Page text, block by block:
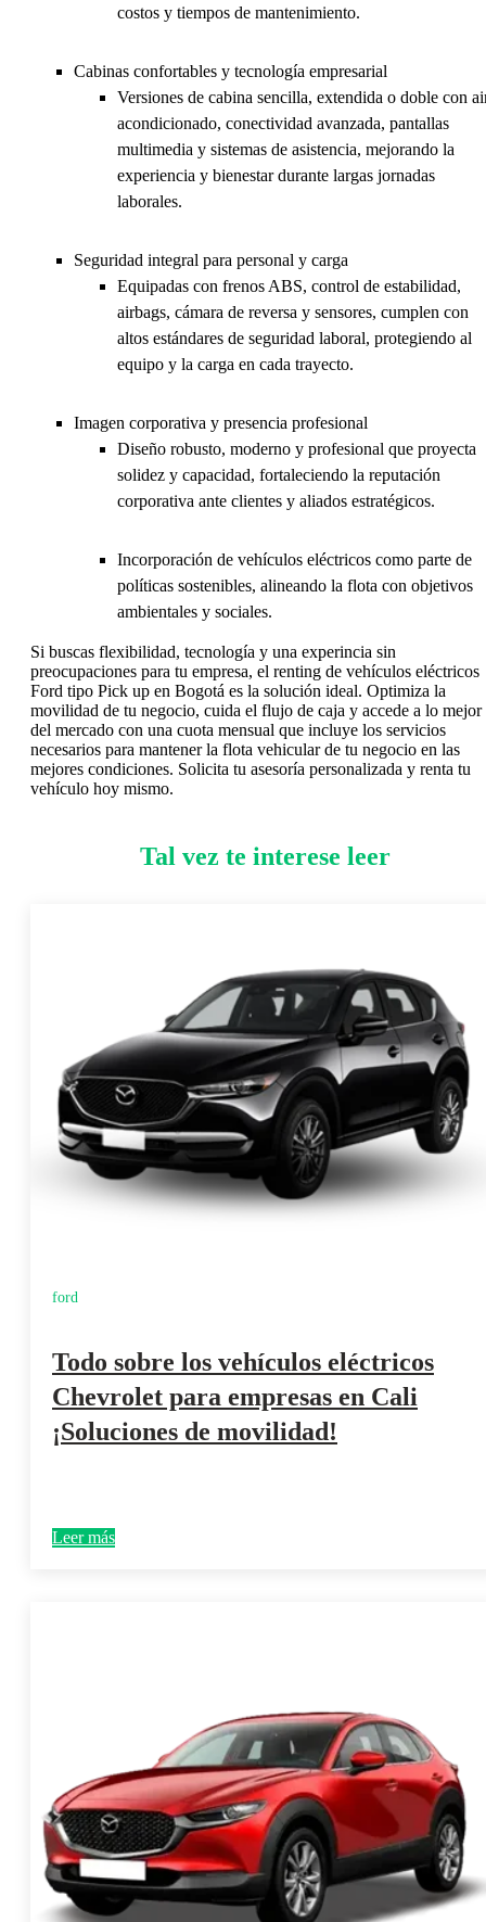
costos y tiempos de mantenimiento.
Cabinas confortables y tecnología empresarial
Versiones de cabina sencilla, extendida o doble con
acondicionado, conectividad avanzada, pantallas
multimedia y sistemas de asistencia, mejorando la
experiencia y bienestar durante largas jornadas
laborales.
Seguridad integral para personal y carga
Equipadas con frenos ABS, control de estabilidad,
airbags, cámara de reversa y sensores, cumplen con
altos estándares de seguridad laboral, protegiendo al
equipo y la carga en cada trayecto.
Imagen corporativa y presencia profesional
Diseño robusto, moderno y profesional que proyecta
solidez y capacidad, fortaleciendo la reputación
corporativa ante clientes y aliados estratégicos.
Incorporación de vehículos eléctricos como parte de
políticas sostenibles, alineando la flota con objetivos
ambientales y sociales.
Si buscas flexibilidad, tecnología y una experincia sin
preocupaciones para tu empresa, el renting de vehículos eléctricos
Ford tipo Pick up en Bogotá es la solución ideal. Optimiza la
movilidad de tu negocio, cuida el flujo de caja y accede a lo mejor
del mercado con una cuota mensual que incluye los servicios
necesarios para mantener la flota vehicular de tu negocio en las
mejores condiciones. Solicita tu asesoría personalizada y renta tu
vehículo hoy mismo.
Tal vez te interese leer
ford
Todo sobre los vehículos eléctricos
Chevrolet para empresas en Cali
¡Soluciones de movilidad!
Leer más